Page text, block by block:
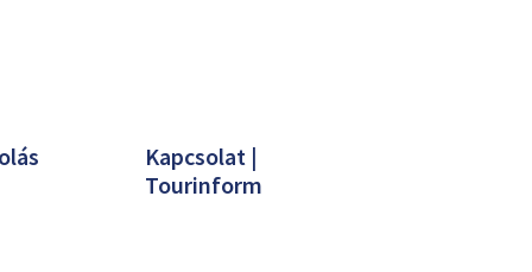
Kapcsolat |
Tourinform